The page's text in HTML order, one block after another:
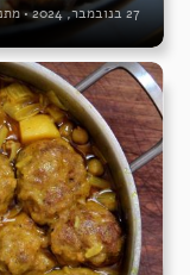
27 בנובמבר, 2024 •